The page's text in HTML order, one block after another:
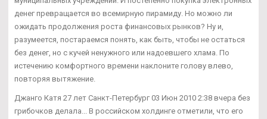
денег превращается во всемирную пирамиду. Но можно ли
ожидать продолжения роста финансовых рынков? Ну и,
разумеется, постараемся понять, как быть, чтобы не остаться
без денег, но с кучей ненужного или надоевшего хлама. По
истечению комфортного времени наклоните голову влево,
повторяя вытяжение.
Джанго Катя 27 лет Санкт-Петербург 03 Июн 2010 2:38 вчера без
грибочков делала... В российском холдинге отметили, что его